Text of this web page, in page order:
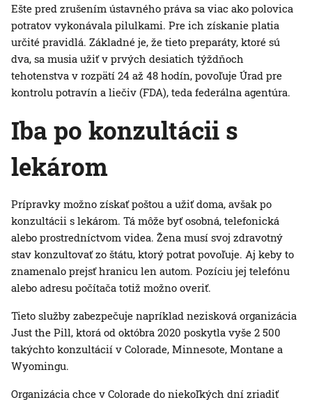
Ešte pred zrušením ústavného práva sa viac ako polovica
potratov vykonávala pilulkami. Pre ich získanie platia
určité pravidlá. Základné je, že tieto preparáty, ktoré sú
dva, sa musia užiť v prvých desiatich týždňoch
tehotenstva v rozpätí 24 až 48 hodín, povoľuje Úrad pre
kontrolu potravín a liečiv (FDA), teda federálna agentúra.
Iba po konzultácii s
lekárom
Prípravky možno získať poštou a užiť doma, avšak po
konzultácii s lekárom. Tá môže byť osobná, telefonická
alebo prostredníctvom videa. Žena musí svoj zdravotný
stav konzultovať zo štátu, ktorý potrat povoľuje. Aj keby to
znamenalo prejsť hranicu len autom. Pozíciu jej telefónu
alebo adresu počítača totiž možno overiť.
Tieto služby zabezpečuje napríklad nezisková organizácia
Just the Pill, ktorá od októbra 2020 poskytla vyše 2 500
takýchto konzultácií v Colorade, Minnesote, Montane a
Wyomingu.
Organizácia chce v Colorade do niekoľkých dní zriadiť